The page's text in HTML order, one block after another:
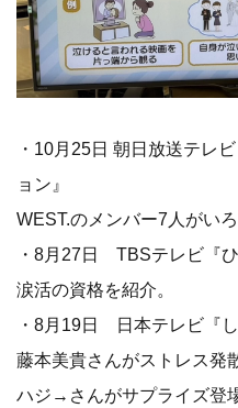
・10月25日 朝日放送テレ
ョン』
WEST.のメンバー7人がい
・8月27日 TBSテレビ『ひ
涙活の資格を紹介。
・8月19日 日本テレビ『し
藤本美貴さんがストレス発
ハジ→さんがサプライズ登